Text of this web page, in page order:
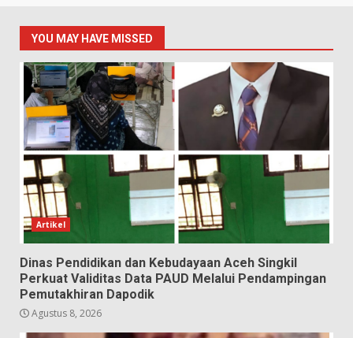
YOU MAY HAVE MISSED
Artikel
Dinas Pendidikan dan Kebudayaan Aceh Singkil
Perkuat Validitas Data PAUD Melalui Pendampingan
Pemutakhiran Dapodik
Agustus 8, 2026